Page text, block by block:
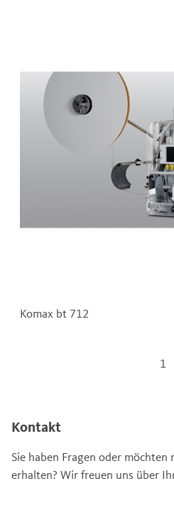
Komax bt 712
1
Kontakt
Sie haben Fragen oder
erhalten? Wir freuen uns über